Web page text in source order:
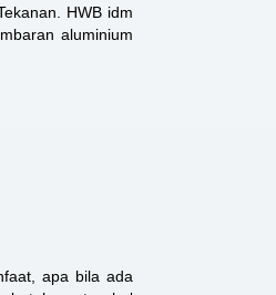
HWB idm
aluminium
apa bila ada